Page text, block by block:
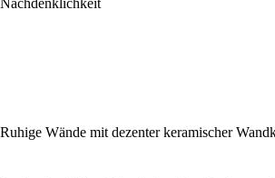
Ruhige Wände mit dezenter keramischer